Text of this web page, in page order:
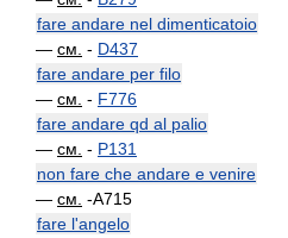
fare andare nel dimenticatoio
— см. - D437
fare andare per filo
— см. - F776
fare andare qd al palio
— см. - P131
non fare che andare e venire
— см. -A715
fare l'angelo